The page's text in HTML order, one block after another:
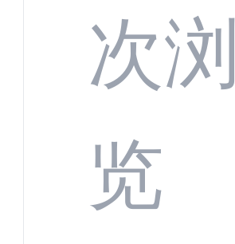
业标
何
次浏
览